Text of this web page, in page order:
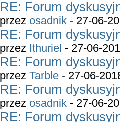
RE: Forum
przez osadnik - 27-06-
RE: Forum
przez Ithuriel - 27-06-
RE: Forum
przez Tarble - 27-06-
RE: Forum
przez osadnik - 27-06-
RE: Forum